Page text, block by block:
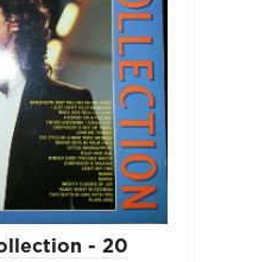
- 20